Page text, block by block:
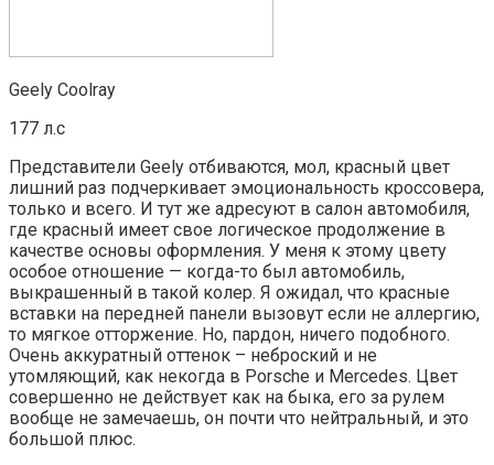
Geely Coolray
177 л.с
Представители Geely отбиваются, мол, красный цвет
лишний раз подчеркивает эмоциональность кроссовера,
только и всего. И тут же адресуют в салон автомобиля,
где красный имеет свое логическое продолжение в
качестве основы оформления. У меня к этому цвету
особое отношение — когда-то был автомобиль,
выкрашенный в такой колер. Я ожидал, что красные
вставки на передней панели вызовут если не аллергию,
то мягкое отторжение. Но, пардон, ничего подобного.
Очень аккуратный оттенок – неброский и не
утомляющий, как некогда в Porsche и Mercedes. Цвет
совершенно не действует как на быка, его за рулем
вообще не замечаешь, он почти что нейтральный, и это
большой плюс.